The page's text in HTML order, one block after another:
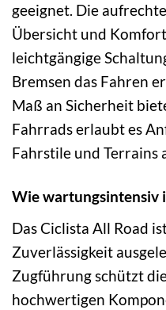
geeignet. Die
Übersicht und
leichtgängige
Bremsen das Fahren
Maß an Sicherheit
Fahrrads erlaubt es
Fahrstile und Terrains
Wie wartungsintensiv
Das Ciclista All Road
Zuverlässigkeit
Zugführung schützt
hochwertigen